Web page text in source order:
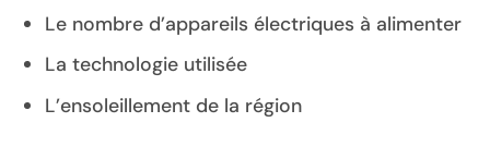
Le nombre d’appareils électriques à alimenter
La technologie utilisée
L’ensoleillement de la région